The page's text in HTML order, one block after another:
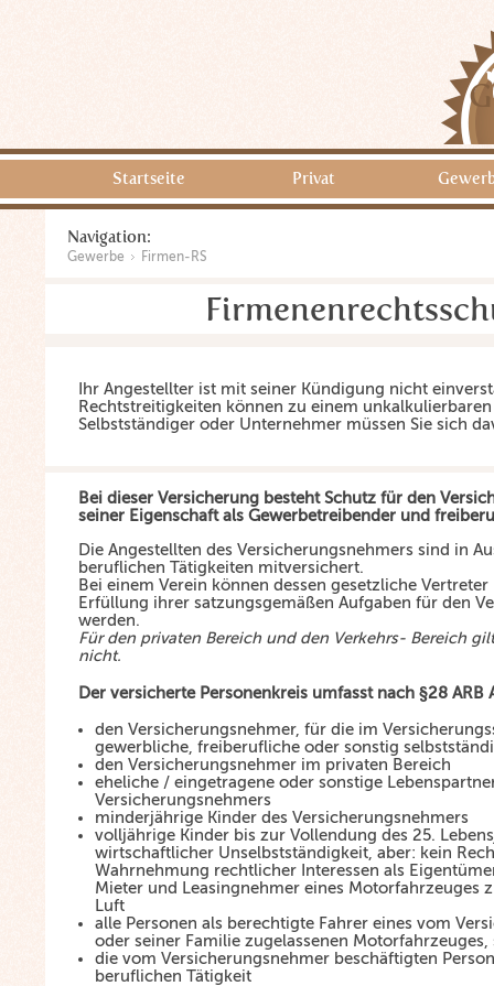
Startseite Privat
Navigation:
Gewerbe Firmen-RS
Ihr Angestellter ist mit seiner Kündigung nicht
Rechtstreitigkeiten können zu einem
Selbstständiger oder Unternehmer müssen Sie sich
Bei dieser Versicherung besteht Schutz für den
seiner Eigenschaft als Gewerbetreibender und
Die Angestellten des Versicherungsnehmers sind in
beruflichen Tätigkeiten mitversichert.
Bei einem Verein können dessen gesetzliche
Erfüllung ihrer satzungsgemäßen Aufgaben für den
werden.
Für den privaten Bereich und den Verkehrs- Bereich
nicht.
Der versicherte Personenkreis umfasst nach §28 ARB
den Versicherungsnehmer, für die im
gewerbliche, freiberufliche oder sonstig
den Versicherungsnehmer im privaten Bereich
eheliche / eingetragene oder sonstige
Versicherungsnehmers
minderjährige Kinder des Versicherungsnehmers
volljährige Kinder bis zur Vollendung des 25.
wirtschaftlicher Unselbstständigkeit, aber: kein
Wahrnehmung rechtlicher Interessen als
Mieter und Leasingnehmer eines Motorfahrzeuges
Luft
alle Personen als berechtigte Fahrer eines vom
oder seiner Familie zugelassenen Motorfahrzeuges,
die vom Versicherungsnehmer beschäftigten
beruflichen Tätigkeit